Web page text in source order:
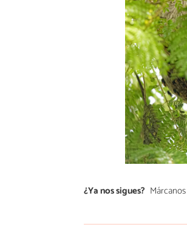
¿Ya nos sigues?